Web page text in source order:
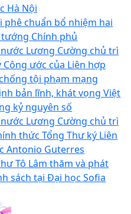
Hà Nội
phê chuẩn bổ nhiệm hai
Chính phủ
Lương Cường chủ trì
Công ước của Liên hợp
tội phạm mạng
bản lĩnh, khát vọng Việt
kỷ nguyên số
Lương Cường chủ trì
thức Tổng Thư ký Liên
Antonio Guterres
Tô Lâm thăm và phát
sách tại Đại học Sofia